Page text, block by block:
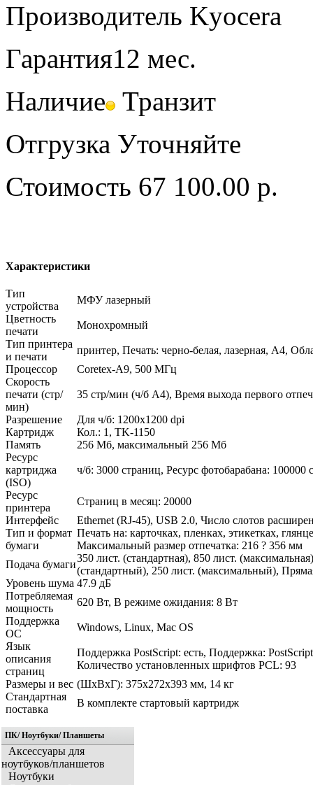
Производитель Kyocera
Гарантия12 мес.
Наличие Транзит
Отгрузка Уточняйте
Стоимость 67 100.00 р.
Характеристики
Тип
устройства
МФУ лазерный
Цветность
печати
Монохромный
Тип принтера
и печати
принтер, Печать: черно-белая, лазерная, A4,
Процессор
Coretex-A9, 500 МГц
Скорость
печати (стр/
мин)
35 стр/мин (ч/б А4), Время выхода первого
Разрешение
Для ч/б: 1200x1200 dpi
Картридж
Кол.: 1, TK-1150
Память
256 Мб, максимальный 256 Мб
Ресурс
картриджа
(ISO)
ч/б: 3000 страниц, Ресурс фотобарабана: 100000
Ресурс
принтера
Страниц в месяц: 20000
Интерфейс
Ethernet (RJ-45), USB 2.0, Число слотов
Тип и формат
бумаги
Печать на: карточках, пленках, этикетках,
Максимальный размер отпечатка: 216 ? 356 мм
Подача бумаги
350 лист. (стандартная), 850 лист.
(стандартный), 250 лист. (максимальный),
Уровень шума 47.9 дБ
Потребляемая
мощность
620 Вт, В режиме ожидания: 8 Вт
Поддержка
ОС
Windows, Linux, Mac OS
Язык
описания
страниц
Поддержка PostScript: есть, Поддержка:
Количество установленных шрифтов PCL: 93
Размеры и вес (ШхВхГ): 375x272x393 мм, 14 кг
Стандартная
поставка
В комплекте стартовый картридж
ПК/ Ноутбуки/ Планшеты
Аксессуары для
ноутбуков/планшетов
Ноутбуки